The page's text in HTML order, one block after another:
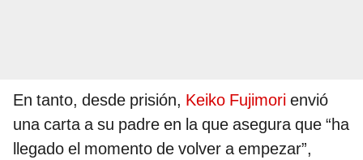
En tanto, desde prisión, Keiko Fujimori envió
una carta a su padre en la que asegura que “ha
llegado el momento de volver a empezar”,